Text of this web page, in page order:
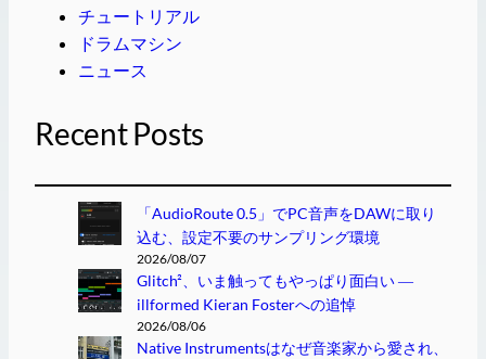
チュートリアル
ドラムマシン
ニュース
Recent Posts
「AudioRoute 0.5」でPC音声をDAWに取り
込む、設定不要のサンプリング環境
2026/08/07
Glitch²、いま触ってもやっぱり面白い ―
illformed Kieran Fosterへの追悼
2026/08/06
Native Instrumentsはなぜ音楽家から愛され、